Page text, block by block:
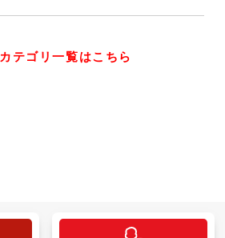
カテゴリ一覧はこちら